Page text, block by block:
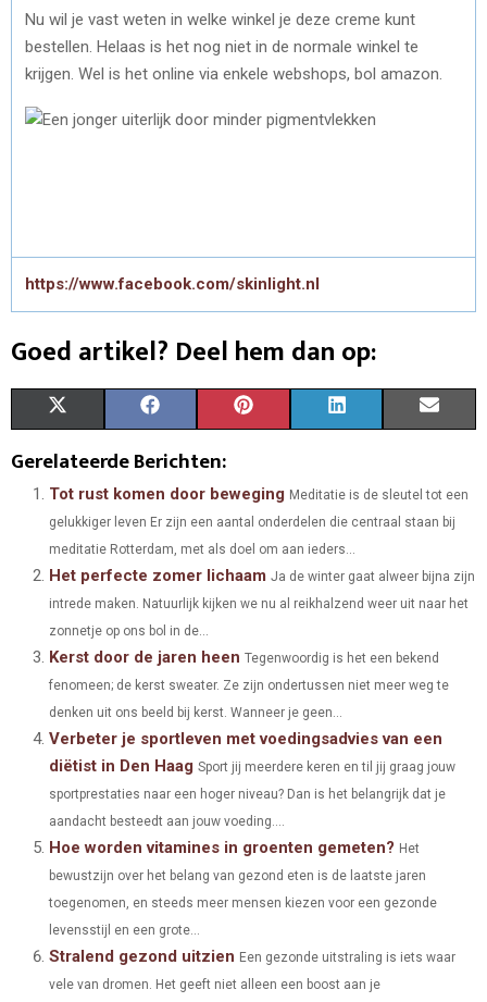
Nu wil je vast weten in welke winkel je deze creme kunt
bestellen. Helaas is het nog niet in de normale winkel te
krijgen. Wel is het online via enkele webshops, bol amazon.
https://www.facebook.com/skinlight.nl
Goed artikel? Deel hem dan op:
R
O
T
W
T
E
R
)
A
R
O
C
E
O
K
A
R
O
N
T
R
S
T
R
O
K
D
N
R
O
I
Gerelateerde Berichten:
Tot rust komen door beweging Meditatie is de sleutel tot een
gelukkiger leven Er zijn een aantal onderdelen die centraal staan bij
meditatie Rotterdam, met als doel om aan ieders...
Het perfecte zomer lichaam Ja de winter gaat alweer bijna zijn
intrede maken. Natuurlijk kijken we nu al reikhalzend weer uit naar het
zonnetje op ons bol in de...
Kerst door de jaren heen Tegenwoordig is het een bekend
fenomeen; de kerst sweater. Ze zijn ondertussen niet meer weg te
denken uit ons beeld bij kerst. Wanneer je geen...
Verbeter je sportleven met voedingsadvies van een
diëtist in Den Haag Sport jij meerdere keren en til jij graag jouw
sportprestaties naar een hoger niveau? Dan is het belangrijk dat je
aandacht besteedt aan jouw voeding....
Hoe worden vitamines in groenten gemeten? Het
bewustzijn over het belang van gezond eten is de laatste jaren
toegenomen, en steeds meer mensen kiezen voor een gezonde
levensstijl en een grote...
Stralend gezond uitzien Een gezonde uitstraling is iets waar
vele van dromen. Het geeft niet alleen een boost aan je